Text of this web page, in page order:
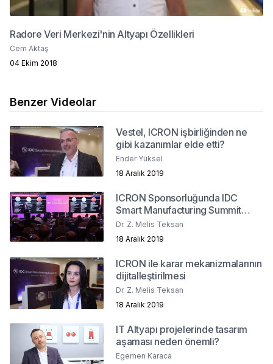
Radore Veri Merkezi'nin Altyapı Özellikleri
Cem Aktaş
04 Ekim 2018
Benzer Videolar
Vestel, ICRON işbirliğinden ne
gibi kazanımlar elde etti?
Ender Yüksel
18 Aralık 2019
ICRON Sponsorluğunda IDC
Smart Manufacturing Summit
2019
Dr. Z. Melis Teksan
18 Aralık 2019
ICRON ile karar mekanizmalarının
dijitalleştirilmesi
Dr. Z. Melis Teksan
18 Aralık 2019
IT Altyapı projelerinde tasarım
aşaması neden önemli?
Egemen Karaca